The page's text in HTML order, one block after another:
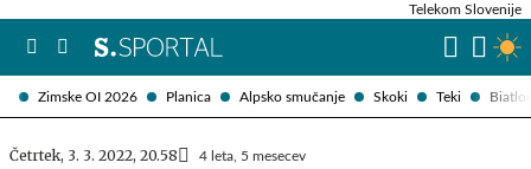
Zimske OI 2026 Planica Alpsko smučanje Skoki Teki
Telekom Slovenije
Četrtek, 3. 3. 2022, 20.58 4 leta, 5 mesecev